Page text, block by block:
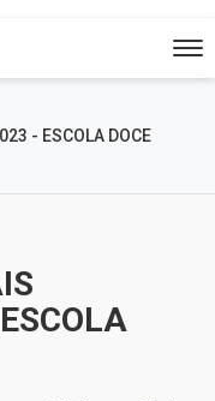
- ESCOLA DOCE